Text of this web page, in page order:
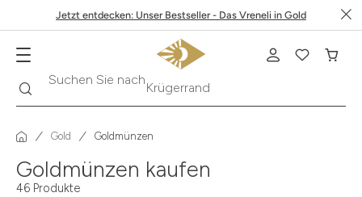
Jetzt entdecken: Unser Bestseller - Das Vreneli in Gold
Suchen Sie nachKrügerrand
Gold Goldmünzen
Goldmünzen kaufen
46 Produkte